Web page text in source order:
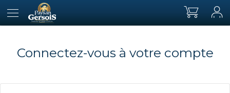
Connectez-vous à votre compte